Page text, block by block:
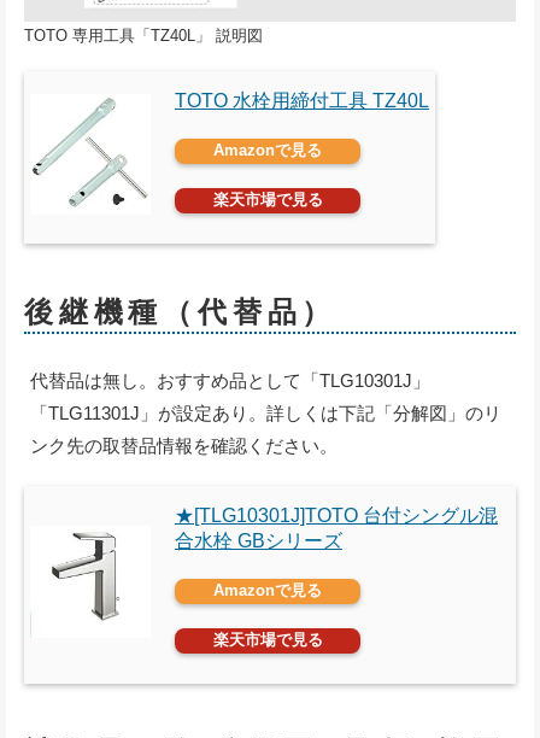
TOTO 専用工具「TZ40L」 説明図
TOTO 水栓用締付工具 TZ40L
Amazonで見る
楽天市場で見る
後継機種（代替品）
代替品は無し。おすすめ品として「TLG10301J」
「TLG11301J」が設定あり。詳しくは下記「分解図」のリ
ンク先の取替品情報を確認ください。
★[TLG10301J]TOTO 台付シングル混
合水栓 GBシリーズ
Amazonで見る
楽天市場で見る